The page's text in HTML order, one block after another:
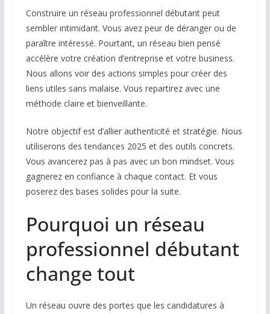
Construire un réseau professionnel débutant peut
sembler intimidant. Vous avez peur de déranger ou de
paraître intéressé. Pourtant, un réseau bien pensé
accélère votre création d’entreprise et votre business.
Nous allons voir des actions simples pour créer des
liens utiles sans malaise. Vous repartirez avec une
méthode claire et bienveillante.
Notre objectif est d’allier authenticité et stratégie. Nous
utiliserons des tendances 2025 et des outils concrets.
Vous avancerez pas à pas avec un bon mindset. Vous
gagnerez en confiance à chaque contact. Et vous
poserez des bases solides pour la suite.
Pourquoi un réseau
professionnel débutant
change tout
Un réseau ouvre des portes que les candidatures à